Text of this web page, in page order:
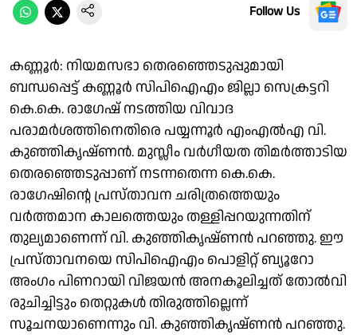
Follow Us
കണ്ണൂര്‍: നിയമസഭാ തെരഞ്ഞെടുപ്പുമായി
ബന്ധപ്പെട്ട് കണ്ണൂര്‍ സിപിഐഎം ജില്ലാ സെക്രട്ടറി
കെ.കെ. രാഗേഷ് നടത്തിയ വിവാദ
പരാമര്‍ശത്തിനെതിരെ പയ്യന്നൂര്‍ എംഎല്‍എ വി.
കുഞ്ഞികൃഷ്ണന്‍. മുസ്ലീം വര്‍ഗീയത തിമര്‍ത്താടിയ
തെരഞ്ഞെടുപ്പാണ് നടന്നതെന്ന കെ.കെ.
രാഗേഷിന്റെ പ്രസ്താവന ചരിത്രത്തെയും
വര്‍ത്തമാന കാലത്തെയും തള്ളിപ്പറയുന്നതിന്
തുല്യമാണെന്ന് വി. കുഞ്ഞികൃഷ്ണന്‍ പറഞ്ഞു. ഈ
പ്രസ്താവനയെ സിപിഐഎം പൊളിറ്റ് ബ്യൂറോ
അംഗം പിണറായി വിജയന്‍ അനകൂലിച്ചത് തോല്‍വി
രുചിച്ചിട്ടും തെറ്റുകള്‍ തിരുത്തില്ലെന്ന്
സൂചനയാണെന്നും വി. കുഞ്ഞികൃഷ്ണന്‍ പറഞ്ഞു.